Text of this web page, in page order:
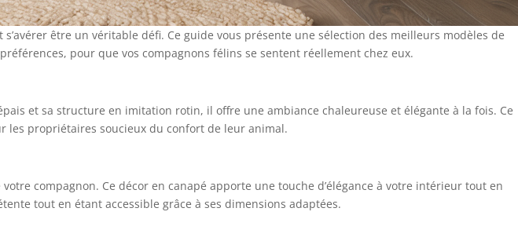
être un véritable défi. Ce guide vous présente une sélection des meilleurs modèles de
pour que vos compagnons félins se sentent réellement chez eux.
et sa structure en imitation rotin, il offre une ambiance chaleureuse et élégante à la fois. Ce
les propriétaires soucieux du confort de leur animal.
compagnon. Ce décor en canapé apporte une touche d’élégance à votre intérieur tout en
tout en étant accessible grâce à ses dimensions adaptées.